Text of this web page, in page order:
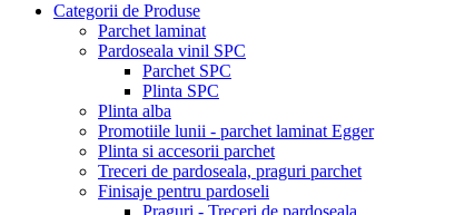
Categorii de Produse
Parchet laminat
Pardoseala vinil SPC
Parchet SPC
Plinta SPC
Plinta alba
Promotiile lunii - parchet laminat Egger
Plinta si accesorii parchet
Treceri de pardoseala, praguri parchet
Finisaje pentru pardoseli